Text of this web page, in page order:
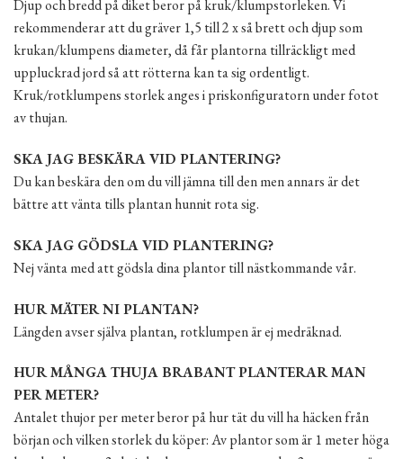
Djup och bredd på diket beror på kruk/klumpstorleken. Vi
rekommenderar att du gräver 1,5 till 2 x så brett och djup som
krukan/klumpens diameter, då får plantorna tillräckligt med
uppluckrad jord så att rötterna kan ta sig ordentligt.
Kruk/rotklumpens storlek anges i priskonfiguratorn under fotot
av thujan.
SKA JAG BESKÄRA VID PLANTERING?
Du kan beskära den om du vill jämna till den men annars är det
bättre att vänta tills plantan hunnit rota sig.
SKA JAG GÖDSLA VID PLANTERING?
Nej vänta med att gödsla dina plantor till nästkommande vår.
HUR MÄTER NI PLANTAN?
Längden avser själva plantan, rotklumpen är ej medräknad.
HUR MÅNGA THUJA BRABANT PLANTERAR MAN
PER METER?
Antalet thujor per meter beror på hur tät du vill ha häcken från
början och vilken storlek du köper: Av plantor som är 1 meter höga